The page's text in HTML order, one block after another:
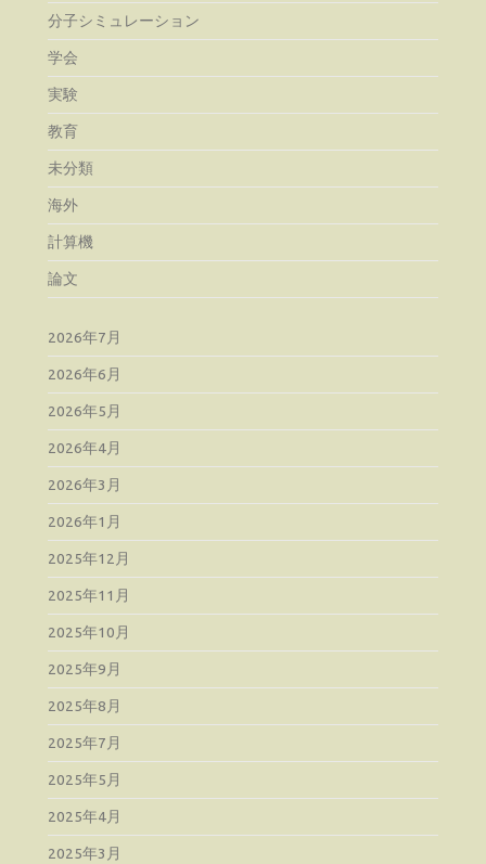
分子シミュレーション
学会
実験
教育
未分類
海外
計算機
論文
2026年7月
2026年6月
2026年5月
2026年4月
2026年3月
2026年1月
2025年12月
2025年11月
2025年10月
2025年9月
2025年8月
2025年7月
2025年5月
2025年4月
2025年3月